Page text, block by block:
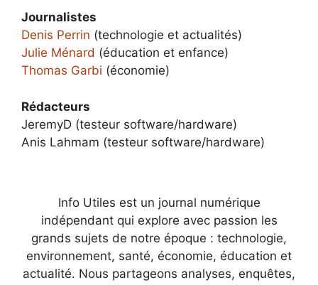
Journalistes
Denis Perrin (technologie et actualités)
Julie Ménard (éducation et enfance)
Thomas Garbi (économie)
Rédacteurs
JeremyD (testeur software/hardware)
Anis Lahmam (testeur software/hardware)
Info Utiles est un journal numérique
indépendant qui explore avec passion les
grands sujets de notre époque : technologie,
environnement, santé, économie, éducation et
actualité. Nous partageons analyses, enquêtes,